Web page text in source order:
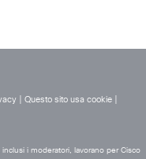
Questo sito usa cookie
i moderatori, lavorano per Cisco